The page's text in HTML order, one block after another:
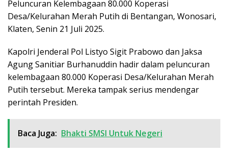
Peluncuran Kelembagaan 80.000 Koperasi
Desa/Kelurahan Merah Putih di Bentangan, Wonosari,
Klaten, Senin 21 Juli 2025.
Kapolri Jenderal Pol Listyo Sigit Prabowo dan Jaksa
Agung Sanitiar Burhanuddin hadir dalam peluncuran
kelembagaan 80.000 Koperasi Desa/Kelurahan Merah
Putih tersebut. Mereka tampak serius mendengar
perintah Presiden.
Baca Juga: Bhakti SMSI Untuk Negeri